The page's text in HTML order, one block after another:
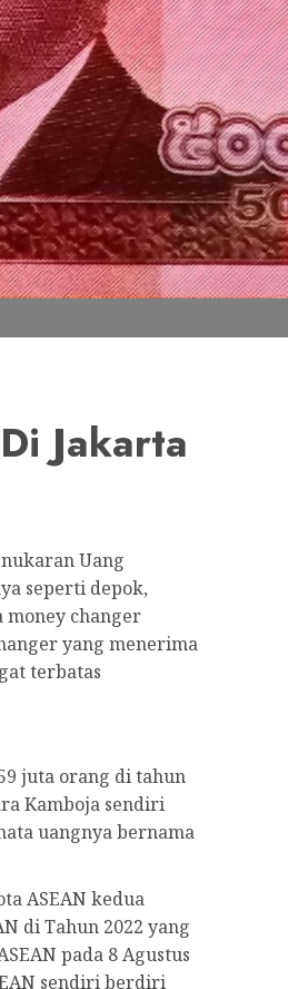
Jakarta
Uang
seperti depok,
changer
yang menerima
terbatas
juta orang di tahun
Kamboja sendiri
uangnya bernama
ASEAN kedua
di Tahun 2022 yang
pada 8 Agustus
sendiri berdiri